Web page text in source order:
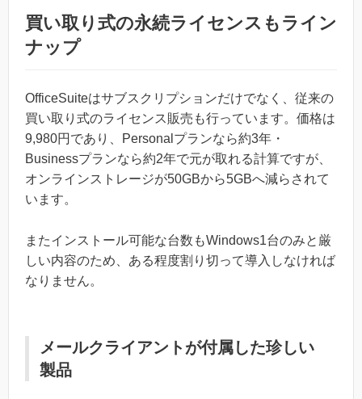
買い取り式の永続ライセンスもライン
ナップ
OfficeSuiteはサブスクリプションだけでなく、従来の
買い取り式のライセンス販売も行っています。価格は
9,980円であり、Personalプランなら約3年・
Businessプランなら約2年で元が取れる計算ですが、
オンラインストレージが50GBから5GBへ減らされて
います。
またインストール可能な台数もWindows1台のみと厳
しい内容のため、ある程度割り切って導入しなければ
なりません。
メールクライアントが付属した珍しい
製品